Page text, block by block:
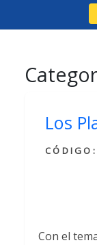
Los
CÓDIGO:
Con el